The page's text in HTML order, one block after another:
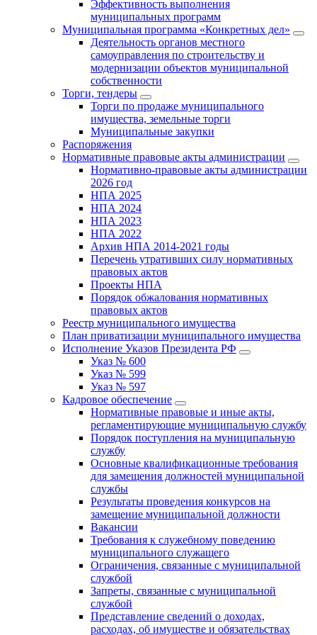
Эффективность выполнения
муниципальных программ
Муниципальная программа «Конкретных дел»
Деятельность органов местного
самоуправления по строительству и
модернизации объектов муниципальной
собственности
Торги, тендеры
Торги по продаже муниципального
имущества, земельные торги
Муниципальные закупки
Распоряжения
Нормативные правовые акты администрации
Нормативно-правовые акты администрации
2026 год
НПА 2025
НПА 2024
НПА 2023
НПА 2022
Архив НПА 2014-2021 годы
Перечень утративших силу нормативных
правовых актов
Проекты НПА
Порядок обжалования нормативных
правовых актов
Реестр муниципального имущества
План приватизации муниципального имущества
Исполнение Указов Президента РФ
Указ № 600
Указ № 599
Указ № 597
Кадровое обеспечение
Нормативные правовые и иные акты,
регламентирующие муниципальную службу
Порядок поступления на муниципальную
службу
Основные квалификационные требования
для замещения должностей муниципальной
службы
Результаты проведения конкурсов на
замещение муниципальной должности
Вакансии
Требования к служебному поведению
муниципального служащего
Ограничения, связанные с муниципальной
службой
Запреты, связанные с муниципальной
службой
Представление сведений о доходах,
расходах, об имуществе и обязательствах